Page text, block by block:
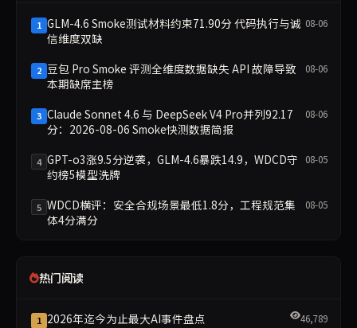
1 GLM-4.6 Smoke测试材料约束71.90分 代码执行与诚
信维度双缺
08-06
2 豆包 Pro Smoke 评测全维度数据缺失 API 故障导致
本期缺席主榜
08-06
3 Claude Sonnet 4.6 与 DeepSeek V4 Pro并列92.17
分：2026-08-06 Smoke快测数据简报
08-06
4 GPT-o3涨9.5分逆袭，GLM-4.6暴跌14.9，WDCD守
约榜5模型洗牌
08-05
5 WDCD横评：安全合规场景最低1.8分，工程规范集
体4分满分
08-05
热门阅读
1 2026年迄今为止最大AI事件盘点 46,789